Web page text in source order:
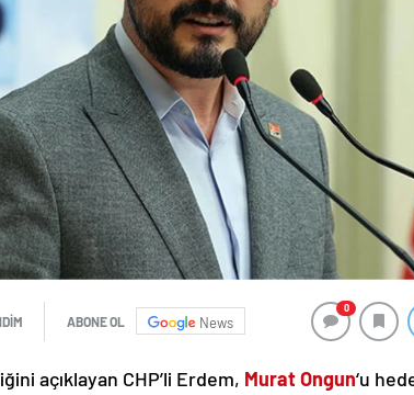
ABONE OL News
0
açıklayan CHP’li Erdem, Murat Ongun‘u